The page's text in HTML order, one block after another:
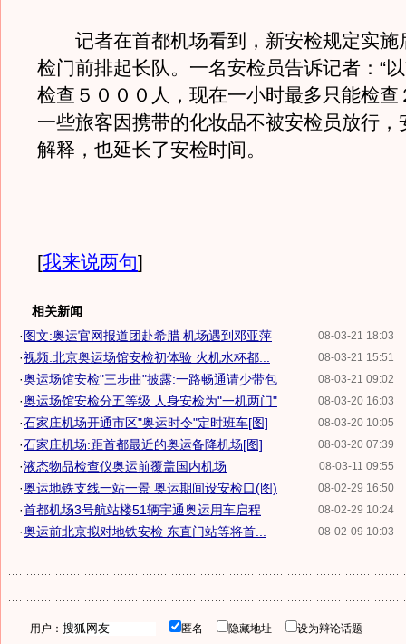
记者在首都机场看到，新安检规定实施
检门前排起长队。一名安检员告诉记者：“
检查５０００人，现在一小时最多只能检查
一些旅客因携带的化妆品不被安检员放行，
解释，也延长了安检时间。
[我来说两句]
相关新闻
08-03-21 18:03
·图文:奥运官网报道团赴希腊 机场遇到邓亚萍
08-03-21 15:51
·视频:北京奥运场馆安检初体验 火机水杯都...
08-03-21 09:02
·奥运场馆安检"三步曲"披露:一路畅通请少带包
08-03-20 16:03
·奥运场馆安检分五等级 人身安检为"一机两门"
08-03-20 10:05
·石家庄机场开通市区"奥运时令"定时班车[图]
08-03-20 07:39
·石家庄机场:距首都最近的奥运备降机场[图]
08-03-11 09:55
·液态物品检查仪奥运前覆盖国内机场
08-02-29 16:50
·奥运地铁支线一站一景 奥运期间设安检口(图)
08-02-29 10:24
·首都机场3号航站楼51辆宇通奥运用车启程
08-02-09 10:03
·奥运前北京拟对地铁安检 东直门站等将首...
用户： 匿名 隐藏地址
设为辩论话题